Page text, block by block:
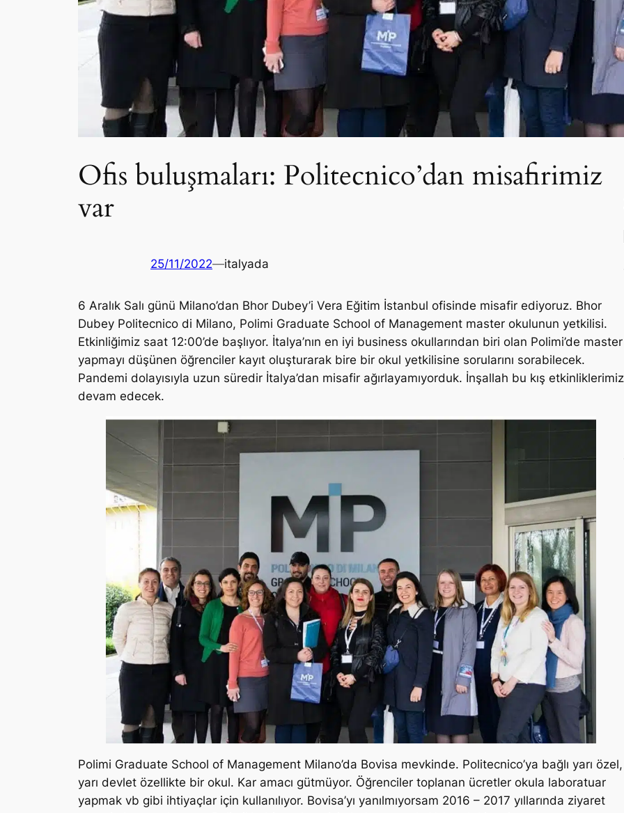
Ofis buluşmaları: Politecnico’dan misafirimiz
var
25/11/2022—italyada
6 Aralık Salı günü Milano’dan Bhor Dubey’i Vera Eğitim İstanbul ofisinde misafir ediyoruz. Bhor
Dubey Politecnico di Milano, Polimi Graduate School of Management master okulunun yetkilisi.
Etkinliğimiz saat 12:00’de başlıyor. İtalya’nın en iyi business okullarından biri olan Polimi’de master
yapmayı düşünen öğrenciler kayıt oluşturarak bire bir okul yetkilisine sorularını sorabilecek.
Pandemi dolayısıyla uzun süredir İtalya’dan misafir ağırlayamıyorduk. İnşallah bu kış etkinliklerimiz
devam edecek.
Polimi Graduate School of Management Milano’da Bovisa mevkinde. Politecnico’ya bağlı yarı özel,
yarı devlet özellikte bir okul. Kar amacı gütmüyor. Öğrenciler toplanan ücretler okula laboratuar
yapmak vb gibi ihtiyaçlar için kullanılıyor. Bovisa’yı yanılmıyorsam 2016 – 2017 yıllarında ziyaret